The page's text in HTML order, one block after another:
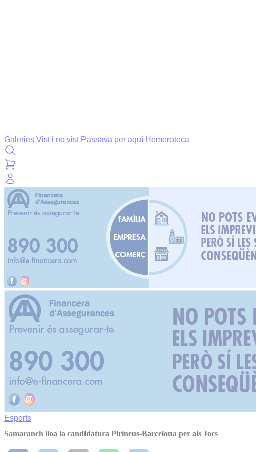
Galeries Vist i no vist Passava per aquí Hemeroteca
Esports
Samaranch lloa la candidatura Pirineus-Barcelona per als Jocs